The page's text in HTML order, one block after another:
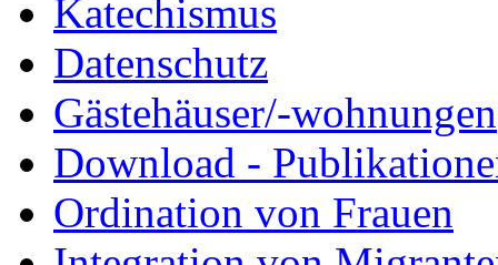
Katechismus
Datenschutz
Gästehäuser/-wohnungen
Download -
Ordination von Frauen